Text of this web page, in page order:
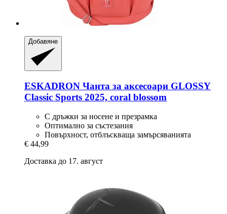
Добавяне
ESKADRON Чанта за аксесоари GLOSSY
Classic Sports 2025, coral blossom
С дръжки за носене и презрамка
Оптимално за състезания
Повърхност, отблъскваща замърсяванията
€ 44,99
Доставка до 17. август